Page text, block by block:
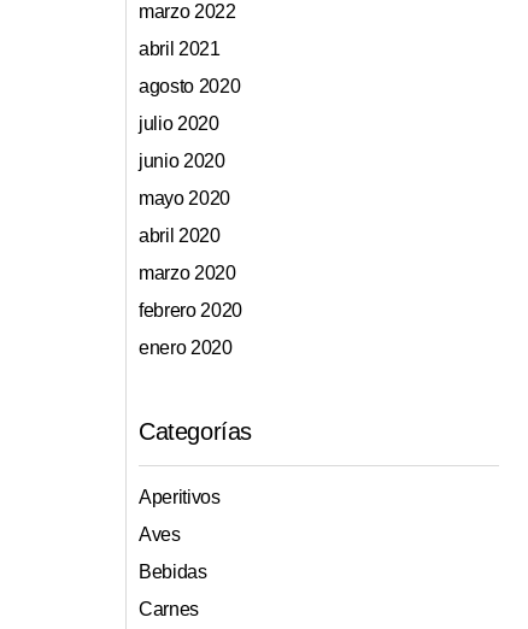
marzo 2022
abril 2021
agosto 2020
julio 2020
junio 2020
mayo 2020
abril 2020
marzo 2020
febrero 2020
enero 2020
Categorías
Aperitivos
Aves
Bebidas
Carnes